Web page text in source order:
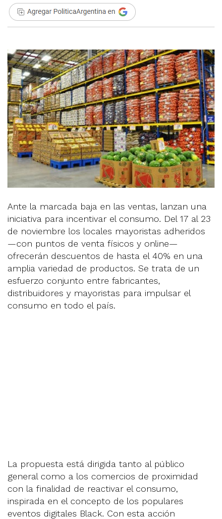
Ante la marcada baja en las ventas, lanzan una
iniciativa para incentivar el consumo. Del 17 al 23
de noviembre los locales mayoristas adheridos
—con puntos de venta físicos y online—
ofrecerán descuentos de hasta el 40% en una
amplia variedad de productos. Se trata de un
esfuerzo conjunto entre fabricantes,
distribuidores y mayoristas para impulsar el
consumo en todo el país.
La propuesta está dirigida tanto al público
general como a los comercios de proximidad
con la finalidad de reactivar el consumo,
inspirada en el concepto de los populares
eventos digitales Black. Con esta acción